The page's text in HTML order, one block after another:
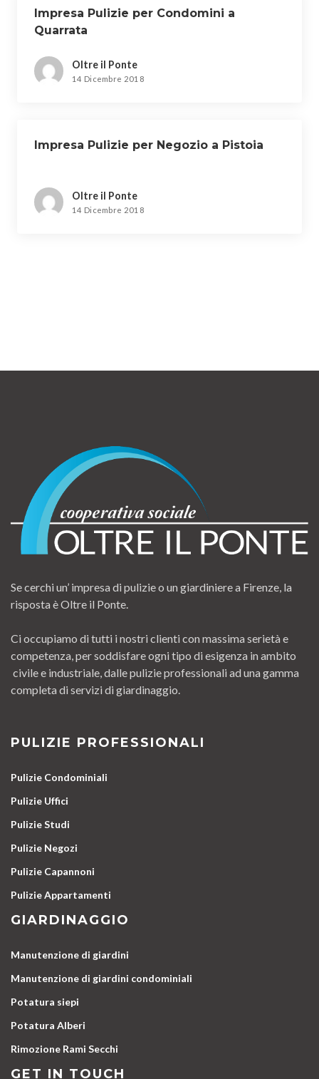
Impresa Pulizie per Condomini a
Quarrata
Oltre il Ponte
14 Dicembre 2018
Impresa Pulizie per Negozio a Pistoia
Oltre il Ponte
14 Dicembre 2018
Se cerchi un’ impresa di pulizie o un giardiniere a Firenze, la
risposta è Oltre il Ponte.
Ci occupiamo di tutti i nostri clienti con massima serietà e
competenza, per soddisfare ogni tipo di esigenza in ambito
civile e industriale, dalle pulizie professionali ad una gamma
completa di servizi di giardinaggio.
PULIZIE PROFESSIONALI
Pulizie Condominiali
Pulizie Uffici
Pulizie Studi
Pulizie Negozi
Pulizie Capannoni
Pulizie Appartamenti
GIARDINAGGIO
Manutenzione di giardini
Manutenzione di giardini condominiali
Potatura siepi
Potatura Alberi
Rimozione Rami Secchi
GET IN TOUCH